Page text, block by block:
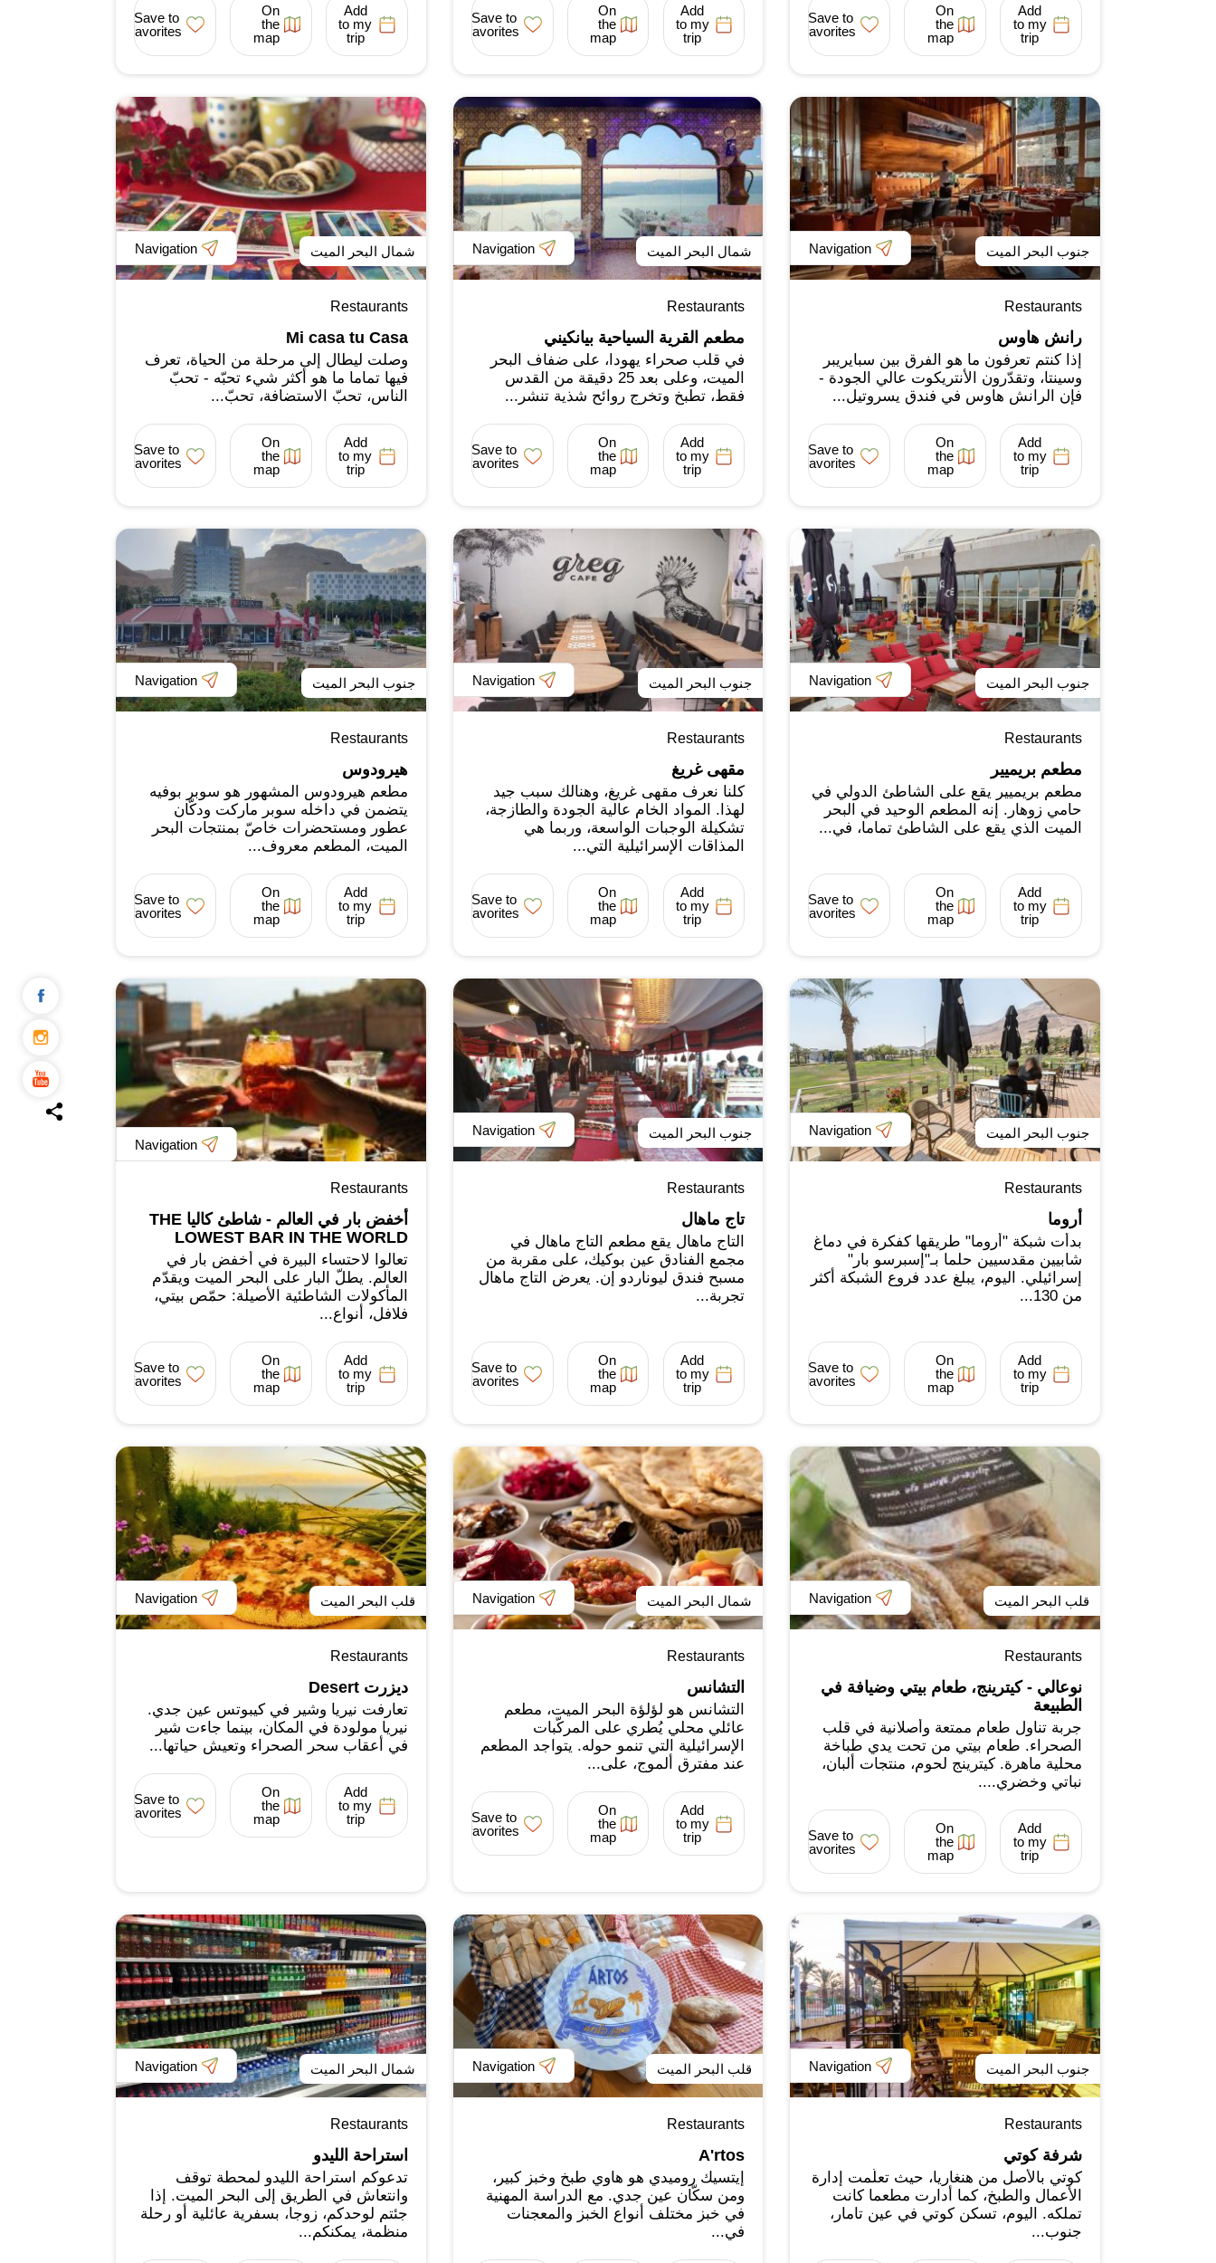
Add
to my
trip
On
the
map
Save to
favorites
Add
to my
trip
On
the
map
Save to
favorites
Add
to my
trip
On
the
map
Save to
favorites
جنوب البحر الميت Navigation
Restaurants
رانش هاوس
إذا كنتم تعرفون ما هو الفرق بين سبايريبر
وسينتا، وتقدّرون الأنتريكوت عالي الجودة -
فإن الرانش هاوس في فندق يسروتيل...
Add
to my
trip
On
the
map
Save to
favorites
شمال البحر الميت Navigation
Restaurants
مطعم القرية السياحية بيانكيني
في قلب صحراء يهودا، على ضفاف البحر
الميت، وعلى بعد 25 دقيقة من القدس
فقط، تطبخ وتخرج روائح شذية تنشر...
Add
to my
trip
On
the
map
Save to
favorites
شمال البحر الميت Navigation
Restaurants
Mi casa tu Casa
وصلت ليطال إلى مرحلة من الحياة، تعرف
فيها تماما ما هو أكثر شيء تحبّه - تحبّ
الناس، تحبّ الاستضافة، تحبّ...
Add
to my
trip
On
the
map
Save to
favorites
جنوب البحر الميت Navigation
Restaurants
مطعم بريميير
مطعم بريميير يقع على الشاطئ الدولي في
حامي زوهار. إنه المطعم الوحيد في البحر
الميت الذي يقع على الشاطئ تماما، في...
Add
to my
trip
On
the
map
Save to
favorites
جنوب البحر الميت Navigation
Restaurants
مقهى غريغ
كلنا نعرف مقهى غريغ، وهنالك سبب جيد
لهذا. المواد الخام عالية الجودة والطازجة،
تشكيلة الوجبات الواسعة، وربما هي
المذاقات الإسرائيلية التي...
Add
to my
trip
On
the
map
Save to
favorites
جنوب البحر الميت Navigation
Restaurants
هيرودوس
مطعم هيرودوس المشهور هو سوبر بوفيه
يتضمن في داخله سوبر ماركت ودكّان
عطور ومستحضرات خاصّ بمنتجات البحر
الميت، المطعم معروف...
Add
to my
trip
On
the
map
Save to
favorites
جنوب البحر الميت Navigation
Restaurants
أروما
بدأت شبكة "أروما" طريقها كفكرة في دماغ
شابيين مقدسيين حلما بـ"إسبرسو بار"
إسرائيلي. اليوم، يبلغ عدد فروع الشبكة أكثر
من 130...
Add
to my
trip
On
the
map
Save to
favorites
جنوب البحر الميت Navigation
Restaurants
تاج ماهال
التاج ماهال يقع مطعم التاج ماهال في
مجمع الفنادق عين بوكيك، على مقربة من
مسبح فندق ليوناردو إن. يعرض التاج ماهال
تجربة...
Add
to my
trip
On
the
map
Save to
favorites
Navigation
Restaurants
أخفض بار في العالم - شاطئ كاليا THE
LOWEST BAR IN THE WORLD
تعالوا لاحتساء البيرة في أخفض بار في
العالم. يطلّ البار على البحر الميت ويقدّم
المأكولات الشاطئية الأصيلة: حمّص بيتي،
فلافل، أنواع...
Add
to my
trip
On
the
map
Save to
favorites
قلب البحر الميت Navigation
Restaurants
نوعالي - كيترينج، طعام بيتي وضيافة في
الطبيعة
جربة تناول طعام ممتعة وأصلانية في قلب
الصحراء. طعام بيتي من تحت يدي طباخة
محلية ماهرة. كيترينج لحوم، منتجات ألبان،
نباتي وخضري....
Add
to my
trip
On
the
map
Save to
favorites
شمال البحر الميت Navigation
Restaurants
التشانس
التشانس هو لؤلؤة البحر الميت، مطعم
عائلي محلي يُطري على المركّبات
الإسرائيلية التي تنمو حوله. يتواجد المطعم
عند مفترق ألموج، على...
Add
to my
trip
On
the
map
Save to
favorites
قلب البحر الميت Navigation
Restaurants
ديزرت Desert
تعارفت نيريا وشير في كيبوتس عين جدي.
نيريا مولودة في المكان، بينما جاءت شير
في أعقاب سحر الصحراء وتعيش حياتها...
Add
to my
trip
On
the
map
Save to
favorites
جنوب البحر الميت Navigation
Restaurants
شرفة كوتي
كوتي بالأصل من هنغاريا، حيث تعلّمت إدارة
الأعمال والطبخ، كما أدارت مطعما كانت
تملكه. اليوم، تسكن كوتي في عين تامار،
جنوب...
قلب البحر الميت Navigation
Restaurants
A'rtos
إيتسيك روميدي هو هاوي طبخ وخبز كبير،
ومن سكّان عين جدي. مع الدراسة المهنية
في خبز مختلف أنواع الخبز والمعجنات
في...
شمال البحر الميت Navigation
Restaurants
استراحة الليدو
تدعوكم استراحة الليدو لمحطة توقف
وانتعاش في الطريق إلى البحر الميت. إذا
جئتم لوحدكم، زوجا، بسفرية عائلية أو رحلة
منظمة، يمكنكم...